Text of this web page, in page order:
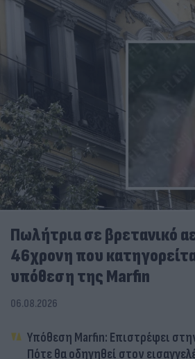
Πωλήτρια σε βρετανικό
46χρονη που
υπόθεση της Marfin
06.08.2026
Υπόθεση Marfin: Επιστρέφει
Πότε θα οδηγηθεί στον